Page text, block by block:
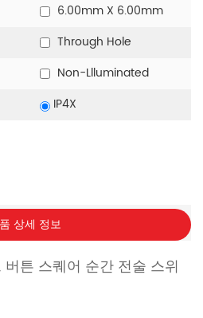
6.00mm X 6.00mm
Through Hole
Non-Llluminated
IP4X
상세 정보
튼 스퀘어 순간 전술 스위